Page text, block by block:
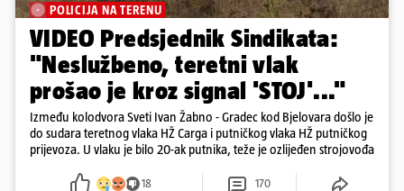
POLICIJA NA TERENU
VIDEO Predsjednik Sindikata:
"Neslužbeno, teretni vlak
prošao je kroz signal 'STOJ'..."
Između kolodvora Sveti Ivan Žabno - Gradec kod Bjelovara došlo je
do sudara teretnog vlaka HŽ Carga i putničkog vlaka HŽ putničkog
prijevoza. U vlaku je bilo 20-ak putnika, teže je ozlijeđen strojovođa
18 170